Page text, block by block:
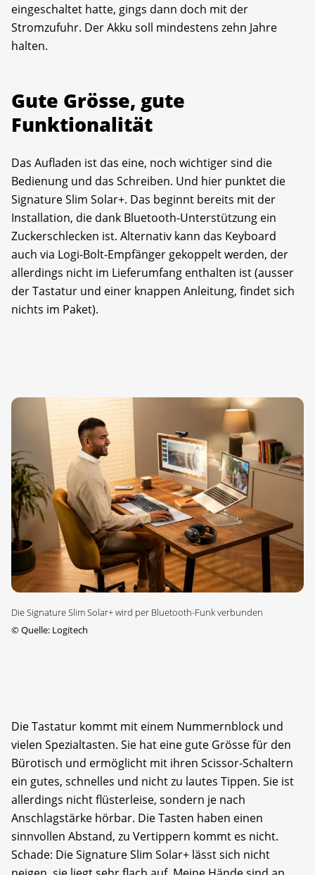
eingeschaltet hatte, gings dann doch mit der
Stromzufuhr. Der Akku soll mindestens zehn Jahre
halten.
Gute Grösse, gute
Funktionalität
Das Aufladen ist das eine, noch wichtiger sind die
Bedienung und das Schreiben. Und hier punktet die
Signature Slim Solar+. Das beginnt bereits mit der
Installation, die dank Bluetooth-Unterstützung ein
Zuckerschlecken ist. Alternativ kann das Keyboard
auch via Logi-Bolt-Empfänger gekoppelt werden, der
allerdings nicht im Lieferumfang enthalten ist (ausser
der Tastatur und einer knappen Anleitung, findet sich
nichts im Paket).
Die Signature Slim Solar+ wird per Bluetooth-Funk verbunden
©Quelle: Logitech
Die Tastatur kommt mit einem Nummernblock und
vielen Spezialtasten. Sie hat eine gute Grösse für den
Bürotisch und ermöglicht mit ihren Scissor-Schaltern
ein gutes, schnelles und nicht zu lautes Tippen. Sie ist
allerdings nicht flüsterleise, sondern je nach
Anschlagstärke hörbar. Die Tasten haben einen
sinnvollen Abstand, zu Vertippern kommt es nicht.
Schade: Die Signature Slim Solar+ lässt sich nicht